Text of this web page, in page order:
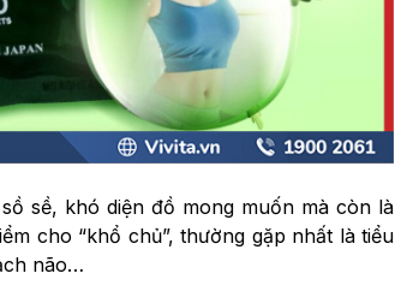
sề, khó diện đồ mong muốn mà còn là
cho “khổ chủ”, thường gặp nhất là tiểu
não…